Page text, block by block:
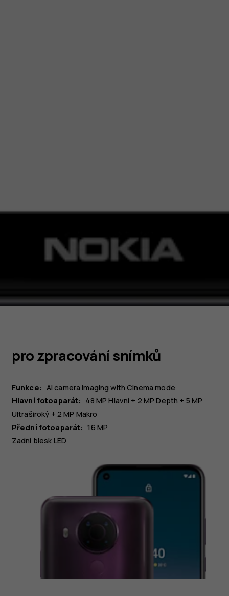
pro zpracování snímků
Funkce: AI camera imaging with Cinema mode
Hlavní fotoaparát: 48 MPHlavní + 2 MPDepth + 5 MP
Ultraširoký + 2 MP Makro
Přední fotoaparát: 16 MP
Zadní blesk LED